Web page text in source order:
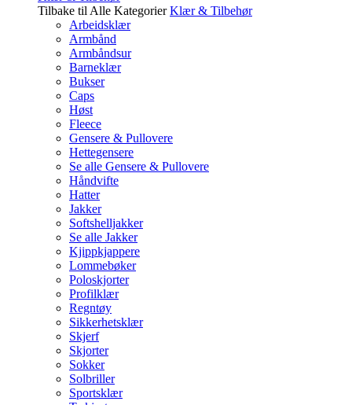
Tilbake til Alle Kategorier Klær & Tilbehør
Arbeidsklær
Armbånd
Armbåndsur
Barneklær
Bukser
Caps
Høst
Fleece
Gensere & Pullovere
Hettegensere
Se alle Gensere & Pullovere
Håndvifte
Hatter
Jakker
Softshelljakker
Se alle Jakker
Kjippkjappere
Lommebøker
Poloskjorter
Profilklær
Regntøy
Sikkerhetsklær
Skjerf
Skjorter
Sokker
Solbriller
Sportsklær